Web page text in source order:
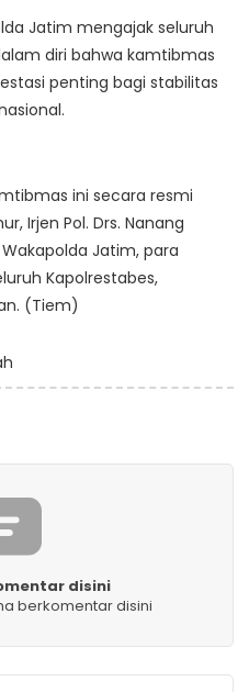
Jatim mengajak seluruh
diri bahwa kamtibmas
penting bagi stabilitas
ini secara resmi
Irjen Pol. Drs. Nanang
Jatim, para
Kapolrestabes,
(Tiem)
disini
berkomentar disini